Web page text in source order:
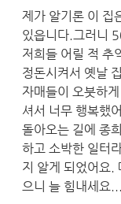
제가 알기론 이 집
있읍니다.그러니
저희들 어릴 적 추
정돈시켜서 옛날
자매들이 오붓하
셔서 너무 행복했
돌아오는 길에 종
하고 소박한 일터
지 알게 되었어요.
으니 늘 힘내세요...